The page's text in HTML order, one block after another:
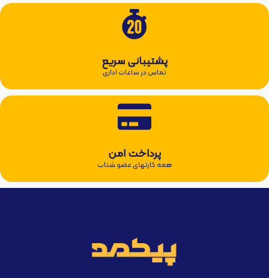
پشتیبانی سریع
تماس در ساعات اداری
پرداخت امن
همه کارتهای عضو شتاب